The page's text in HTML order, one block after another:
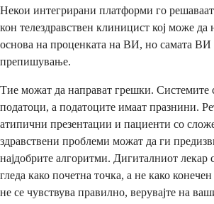
Некои интегрирани платформи го
кон телездравствен клиницист кој може
основа на проценката на ВИ, но самата ВИ
препишување.
Тие можат да направат грешки. Системите
податоци, а податоците имаат празнини.
атипични презентации и пациенти со
здравствени проблеми можат да ги
најдобрите алгоритми. Дигиталниот лекар
гледа како почетна точка, а не како
не се чувствува правилно, верувајте на